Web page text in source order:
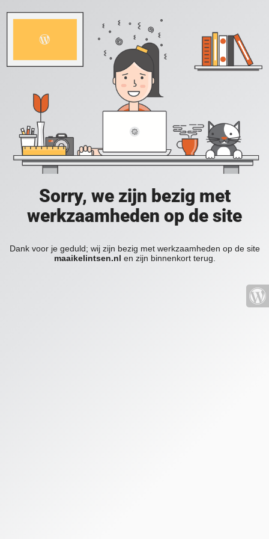
Sorry, we zijn bezig met
werkzaamheden op de site
Dank voor je geduld; wij zijn bezig met werkzaamheden op de site
maaikelintsen.nl en zijn binnenkort terug.